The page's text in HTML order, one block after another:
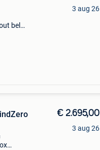
bel
3 aug 26
€ 2.695,00
3 aug 26